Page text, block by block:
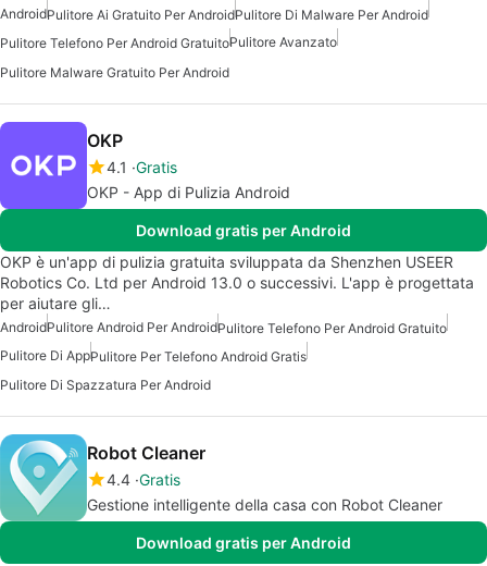
AndroidPulitore Ai Gratuito Per AndroidPulitore Di Malware Per Android
Pulitore Telefono Per Android GratuitoPulitore Avanzato
Pulitore Malware Gratuito Per Android
OKP
4.1 Gratis
OKP - App di Pulizia Android
Download gratis per Android
OKP è un'app di pulizia gratuita sviluppata da Shenzhen USEER
Robotics Co. Ltd per Android 13.0 o successivi. L'app è progettata
per aiutare gli…
AndroidPulitore Android Per AndroidPulitore Telefono Per Android Gratuito
Pulitore Di AppPulitore Per Telefono Android Gratis
Pulitore Di Spazzatura Per Android
Robot Cleaner
4.4 Gratis
Gestione intelligente della casa con Robot Cleaner
Download gratis per Android